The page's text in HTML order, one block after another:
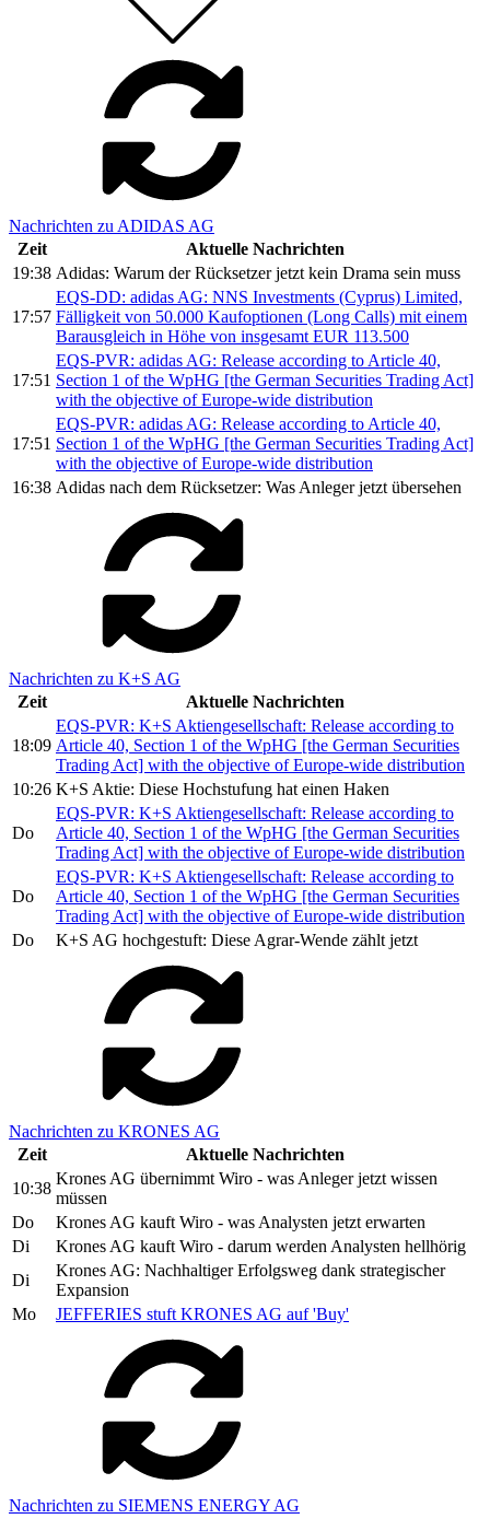
Nachrichten zu ADIDAS AG
Zeit
Aktuelle Nachrichten
19:38 Adidas: Warum der Rücksetzer jetzt kein Drama sein muss
17:57
EQS-DD: adidas AG: NNS Investments (Cyprus) Limited,
Fälligkeit von 50.000 Kaufoptionen (Long Calls) mit einem
Barausgleich in Höhe von insgesamt EUR 113.500
17:51
EQS-PVR: adidas AG: Release according to Article 40,
Section 1 of the WpHG [the German Securities Trading Act]
with the objective of Europe-wide distribution
17:51
EQS-PVR: adidas AG: Release according to Article 40,
Section 1 of the WpHG [the German Securities Trading Act]
with the objective of Europe-wide distribution
16:38 Adidas nach dem Rücksetzer: Was Anleger jetzt übersehen
Nachrichten zu K+S AG
Zeit
Aktuelle Nachrichten
18:09
EQS-PVR: K+S Aktiengesellschaft: Release according to
Article 40, Section 1 of the WpHG [the German Securities
Trading Act] with the objective of Europe-wide distribution
10:26 K+S Aktie: Diese Hochstufung hat einen Haken
Do
EQS-PVR: K+S Aktiengesellschaft: Release according to
Article 40, Section 1 of the WpHG [the German Securities
Trading Act] with the objective of Europe-wide distribution
Do
EQS-PVR: K+S Aktiengesellschaft: Release according to
Article 40, Section 1 of the WpHG [the German Securities
Trading Act] with the objective of Europe-wide distribution
Do
K+S AG hochgestuft: Diese Agrar-Wende zählt jetzt
Nachrichten zu KRONES AG
Zeit
Aktuelle Nachrichten
10:38
Krones AG übernimmt Wiro - was Anleger jetzt wissen
müssen
Do
Krones AG kauft Wiro - was Analysten jetzt erwarten
Di
Krones AG kauft Wiro - darum werden Analysten hellhörig
Di
Krones AG: Nachhaltiger Erfolgsweg dank strategischer
Expansion
Mo
JEFFERIES stuft KRONES AG auf 'Buy'
Nachrichten zu SIEMENS ENERGY AG